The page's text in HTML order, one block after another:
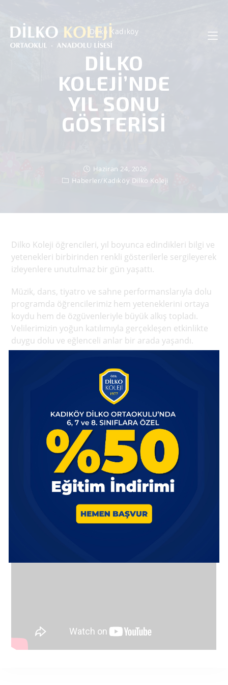
Dilko Kadıköy
DİLKO
KOLEJİ’NDE
YIL SONU
GÖSTERİSİ
Haziran 24, 2026
Haberler/Kadıköy Dilko Koleji
Dilko Koleji öğrencileri, yıl boyunca edindikleri bilgi ve
yetenekleri birbirinden renkli gösterilerle sergileyerek
izleyenlere unutulmaz bir gün yaşattı.
Müzik, dans, tiyatro ve sahne performanslarıyla dolu
programda öğrencilerimiz hem yeteneklerini ortaya
koydu hem de özgüvenleriyle büyük alkış topladı.
Velilerimizin yoğun katılımıyla gerçekleşen etkinlikte
duygu dolu ve eğlenceli anlar bir arada yaşandı.
öğretmenlerimizin emekleri sayesinde hazırlanan
gösteriler, izleyicilerden tam not aldı. Sahnedeki her
performans; disiplinin, ekip çalışmasının ve sanatın
bir araya geldiği özel anlara dönüştü.
Dilko Koleji olarak öğrencilerimizin akademik
başarılarının yanı sıra sanatsal, kültürel ve sosyal
gelişimlerini desteklemeye devam ediyor; bu güzel
organizasyonda emeği geçen tüm öğretmenlerimize,
öğrencilerimize ve bizleri yalnız bırakmayan değerli
velilerimize teşekkür ediyoruz.